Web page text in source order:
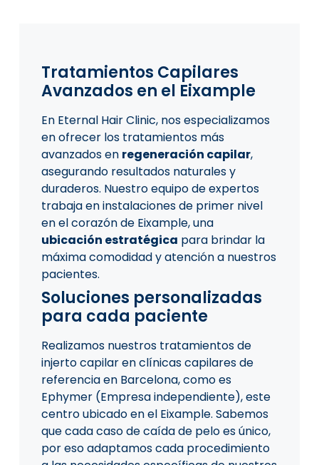
Tratamientos Capilares
Avanzados en el Eixample
En Eternal Hair Clinic, nos especializamos
en ofrecer los tratamientos más
avanzados en regeneración capilar,
asegurando resultados naturales y
duraderos. Nuestro equipo de expertos
trabaja en instalaciones de primer nivel
en el corazón de Eixample, una
ubicación estratégica para brindar la
máxima comodidad y atención a nuestros
pacientes.
Soluciones personalizadas
para cada paciente
Realizamos nuestros tratamientos de
injerto capilar en clínicas capilares de
referencia en Barcelona, como es
Ephymer (Empresa independiente), este
centro ubicado en el Eixample. Sabemos
que cada caso de caída de pelo es único,
por eso adaptamos cada procedimiento